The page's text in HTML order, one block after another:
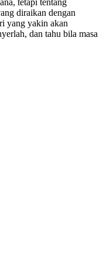
diraikan dengan
yang yakin akan
dan tahu bila masa